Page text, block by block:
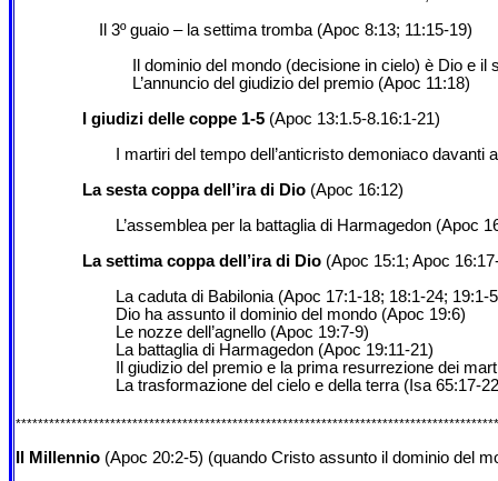
Il 3º guaio – la settima tromba (Apoc 8:13; 11:15-19)
Il dominio del mondo (decisione in cielo) è Dio e il
L’annuncio del giudizio del premio (Apoc 11:18)
I giudizi delle coppe 1-5 (Apoc 13:1.5-8.16:1-21)
I martiri del tempo dell’anticristo demoniaco davanti
La sesta coppa dell’ira di Dio (Apoc 16:12)
L’assemblea per la battaglia di Harmagedon (Apoc
La settima coppa dell’ira di Dio (Apoc 15:1; Apoc
La caduta di Babilonia (Apoc 17:1-18; 18:1-24; 19:1-
Dio ha assunto il dominio del mondo (Apoc 19:6)
Le nozze dell’agnello (Apoc 19:7-9)
La battaglia di Harmagedon (Apoc 19:11-21)
Il giudizio del premio e la prima resurrezione dei
La trasformazione del cielo e della terra (Isa 65:17-
Il Millennio (Apoc 20:2-5) (quando Cristo assunto il dominio del